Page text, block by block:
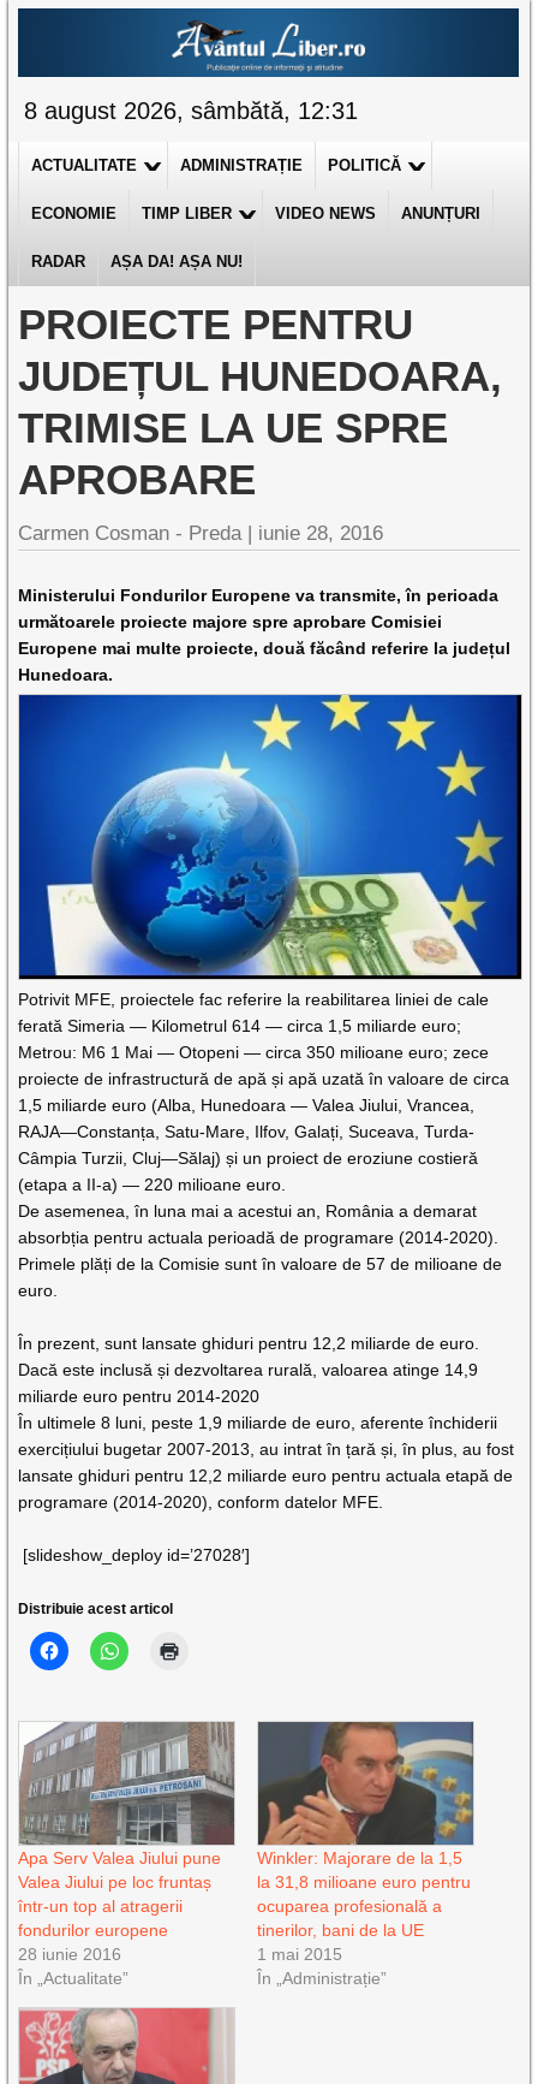
8 august 2026, sâmbătă, 12:31
ACTUALITATE ADMINISTRAȚIE POLITICĂ
ECONOMIE TIMP LIBER VIDEO NEWS ANUNȚURI
RADAR AȘA DA! AȘA NU!
PROIECTE PENTRU
JUDEȚUL HUNEDOARA,
TRIMISE LA UE SPRE
APROBARE
Carmen Cosman - Preda | iunie 28, 2016
Ministerului Fondurilor Europene va transmite, în perioada
următoarele proiecte majore spre aprobare Comisiei
Europene mai multe proiecte, două făcând referire la județul
Hunedoara.
Potrivit MFE, proiectele fac referire la reabilitarea liniei de cale
ferată Simeria — Kilometrul 614 — circa 1,5 miliarde euro;
Metrou: M6 1 Mai — Otopeni — circa 350 milioane euro; zece
proiecte de infrastructură de apă și apă uzată în valoare de circa
1,5 miliarde euro (Alba, Hunedoara — Valea Jiului, Vrancea,
RAJA—Constanța, Satu-Mare, Ilfov, Galați, Suceava, Turda-
Câmpia Turzii, Cluj—Sălaj) și un proiect de eroziune costieră
(etapa a II-a) — 220 milioane euro.
De asemenea, în luna mai a acestui an, România a demarat
absorbția pentru actuala perioadă de programare (2014-2020).
Primele plăți de la Comisie sunt în valoare de 57 de milioane de
euro.
În prezent, sunt lansate ghiduri pentru 12,2 miliarde de euro.
Dacă este inclusă și dezvoltarea rurală, valoarea atinge 14,9
miliarde euro pentru 2014-2020
În ultimele 8 luni, peste 1,9 miliarde de euro, aferente închiderii
exercițiului bugetar 2007-2013, au intrat în țară și, în plus, au fost
lansate ghiduri pentru 12,2 miliarde euro pentru actuala etapă de
programare (2014-2020), conform datelor MFE.
[slideshow_deploy id=’27028′]
Distribuie acest articol
Apa Serv Valea Jiului pune
Valea Jiului pe loc fruntaș
într-un top al atragerii
fondurilor europene
28 iunie 2016
În „Actualitate”
Winkler: Majorare de la 1,5
la 31,8 milioane euro pentru
ocuparea profesională a
tinerilor, bani de la UE
1 mai 2015
În „Administrație”